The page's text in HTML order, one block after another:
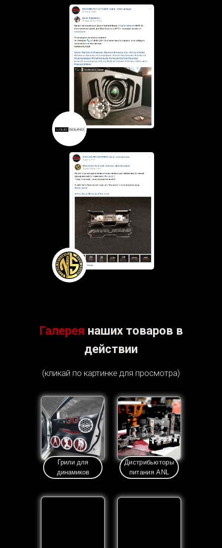
Галерея наших товаров в
действии
Грили для
динамиков
Дистрибьюторы
питания ANL
(кликай по картинке для просмотра)